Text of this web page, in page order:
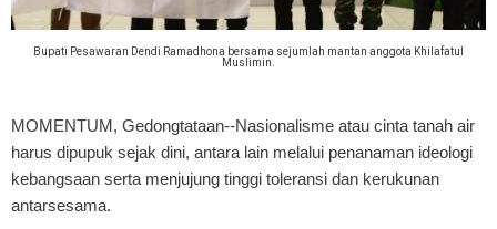
Bupati Pesawaran Dendi Ramadhona bersama sejumlah mantan anggota Khilafatul
Muslimin.
MOMENTUM, Gedongtataan--Nasionalisme atau cinta tanah air
harus dipupuk sejak dini, antara lain melalui penanaman ideologi
kebangsaan serta menjujung tinggi toleransi dan kerukunan
antarsesama.